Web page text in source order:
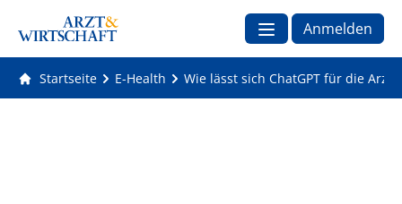
Anmelden
Startseite E-Health Wie lässt sich ChatGPT für die